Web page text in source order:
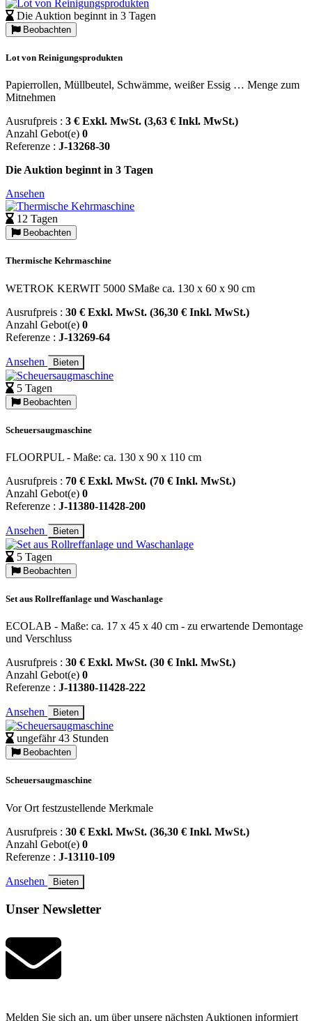
Die Auktion beginnt in 3 Tagen
Beobachten
Lot von Reinigungsprodukten
Papierrollen, Müllbeutel, Schwämme, weißer Essig … Menge zum
Mitnehmen
Ausrufpreis : 3 € Exkl. MwSt. (3,63 € Inkl. MwSt.)
Anzahl Gebot(e) 0
Referenze : J-13268-30
Die Auktion beginnt in 3 Tagen
Ansehen
12 Tagen
Beobachten
Thermische Kehrmaschine
WETROK KERWIT 5000 SMaße ca. 130 x 60 x 90 cm
Ausrufpreis : 30 € Exkl. MwSt. (36,30 € Inkl. MwSt.)
Anzahl Gebot(e) 0
Referenze : J-13269-64
Ansehen Bieten
5 Tagen
Beobachten
Scheuersaugmaschine
FLOORPUL - Maße: ca. 130 x 90 x 110 cm
Ausrufpreis : 70 € Exkl. MwSt. (70 € Inkl. MwSt.)
Anzahl Gebot(e) 0
Referenze : J-11380-11428-200
Ansehen Bieten
5 Tagen
Beobachten
Set aus Rollreffanlage und Waschanlage
ECOLAB - Maße: ca. 17 x 45 x 40 cm - zu erwartende Demontage
und Verschluss
Ausrufpreis : 30 € Exkl. MwSt. (30 € Inkl. MwSt.)
Anzahl Gebot(e) 0
Referenze : J-11380-11428-222
Ansehen Bieten
ungefähr 43 Stunden
Beobachten
Scheuersaugmaschine
Vor Ort festzustellende Merkmale
Ausrufpreis : 30 € Exkl. MwSt. (36,30 € Inkl. MwSt.)
Anzahl Gebot(e) 0
Referenze : J-13110-109
Ansehen Bieten
Unser Newsletter
Melden Sie sich an, um über unsere nächsten Auktionen informiert